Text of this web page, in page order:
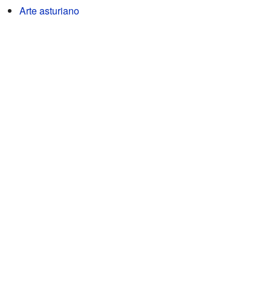
Arte asturiano